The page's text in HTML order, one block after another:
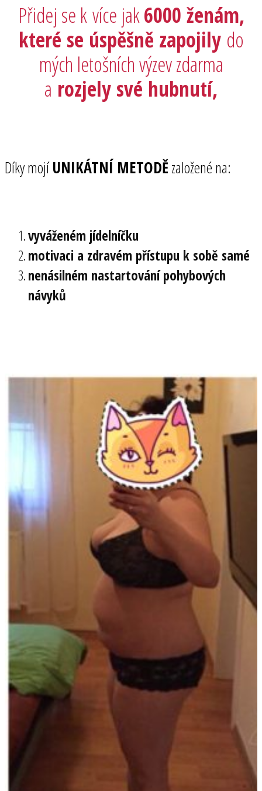
Přidej se k více jak6000 ženám,
které se úspěšně zapojily do
mých letošních výzev zdarma
a rozjely své hubnutí,
Díky mojíUNIKÁTNÍ METODĚzaložené na:
vyváženém jídelníčku
motivaci a zdravém přístupu k sobě samé
nenásilném nastartování pohybových
návyků